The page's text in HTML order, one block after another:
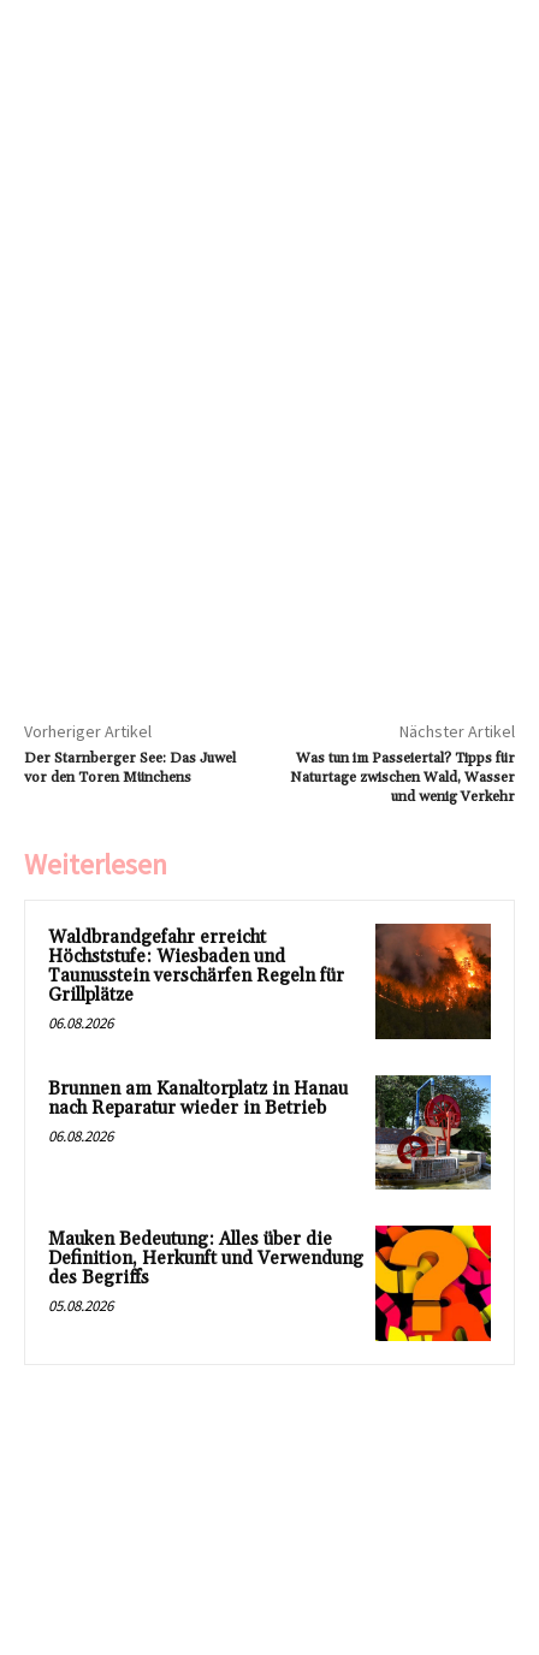
Vorheriger Artikel
Der Starnberger See: Das Juwel
vor den Toren Münchens
Nächster Artikel
Was tun im Passeiertal? Tipps für
Naturtage zwischen Wald, Wasser
und wenig Verkehr
Weiterlesen
Waldbrandgefahr erreicht
Höchststufe: Wiesbaden und
Taunusstein verschärfen Regeln für
Grillplätze
06.08.2026
Brunnen am Kanaltorplatz in Hanau
nach Reparatur wieder in Betrieb
06.08.2026
Mauken Bedeutung: Alles über die
Definition, Herkunft und Verwendung
des Begriffs
05.08.2026